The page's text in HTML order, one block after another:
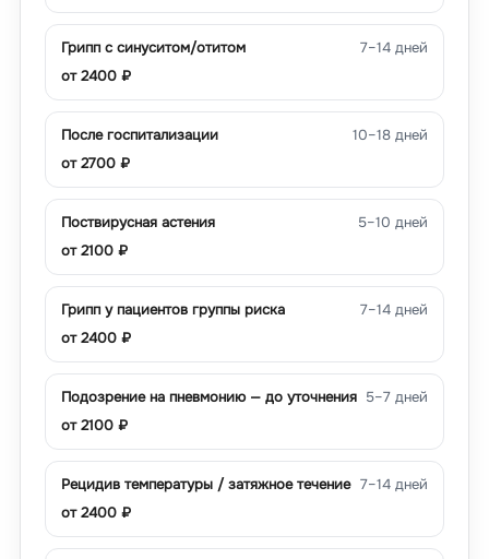
Грипп с синуситом/отитом
7–14 дней
от2400 ₽
После госпитализации
10–18 дней
от2700 ₽
Поствирусная астения
5–10 дней
от2100 ₽
Грипп у пациентов группы риска
7–14 дней
от2400 ₽
Подозрение на пневмонию — до уточнения 5–7 дней
от2100 ₽
Рецидив температуры / затяжное течение 7–14 дней
от2400 ₽